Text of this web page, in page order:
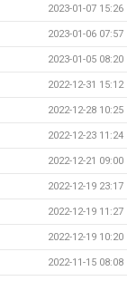
2023-01-07 15:26
2023-01-06 07:57
2023-01-05 08:20
2022-12-31 15:12
2022-12-28 10:25
2022-12-23 11:24
2022-12-21 09:00
2022-12-19 23:17
2022-12-19 11:27
2022-12-19 10:20
2022-11-15 08:08